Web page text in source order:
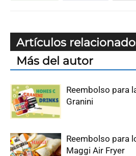
Artículos
Más del autor
Reembolso para
Granini
Reembolso para
Maggi Air Fryer